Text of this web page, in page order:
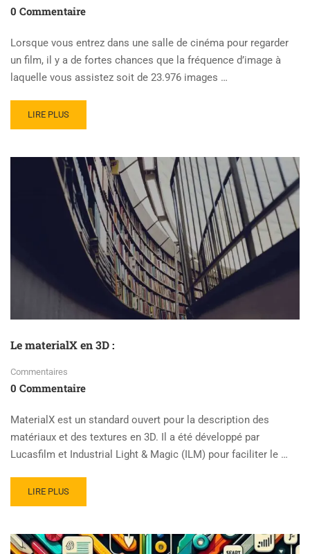
0 Commentaire
Lorsque vous entrez dans une salle de cinéma pour regarder
un film, il y a de fortes chances que la fréquence d’image à
laquelle vous assistez soit de 23.976 images …
READ
MORE
LA
FRÉQUENCE
D’IMAGE
SECONDE
LIRE PLUS
Le materialX en 3D :
Commentaires
0 Commentaire
MaterialX est un standard ouvert pour la description des
matériaux et des textures en 3D. Il a été développé par
Lucasfilm et Industrial Light & Magic (ILM) pour faciliter le …
READ
MORE
LE
MATERIALX
LIRE PLUS